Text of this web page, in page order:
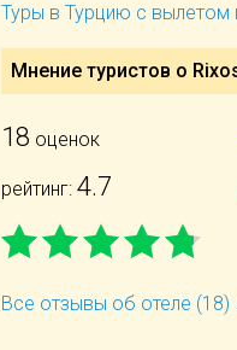
Туры в Турцию с вылетом
Мнение туристов о
18 оценок
рейтинг: 4.7
Все отзывы об отеле (18)